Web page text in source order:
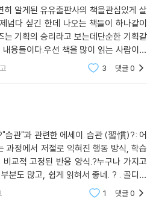
어떤 사람인가’를 스스로 되묻게 됩니다.
습관이 있는지 곰곰 생각하면, 내가 자주
하는 행동, 꾸준히 하고자 하는 행동을
. 그러니 나는 어떤 사람인지 생각해 볼
안 저자 역시 자신을 끊임없이 돌아보았
공한 사람들의 경험담이 자주 등장합니
들보다 1시간 먼저 일어나기, 잠들기 전
었다고 이야기하는 경우가 많지요. 저자
가지 행동은 직접 시도해 보고, 아무리 작
들이기까지는 상당한 시간과 노력이 필
공의 요인’으로 꼽힌 모든 습관을 자기 것
알게된 유유출판사의 책을관심있게 살
넘다 싶긴 한데 나오는 책들이 하나같이
기획의 승리라고 보는데단순한 기획같
용들이다.우선 책을 많이 읽는 사람이어
많은 사람,거기다 자신의 말로 글을 써낼
3 댓글0
관"과 관련한 에세이. 습관 (習慣)?: 어
과정에서 저절로 익혀진 행동 방식, 학습
교적 고정된 반응 양식.?누구나 가지고
분도 많고, 쉽게 읽혀서 좋네. ? . 골디락
인 로버트 사우스가 쓴 전래동화 '골디락
1 댓글0